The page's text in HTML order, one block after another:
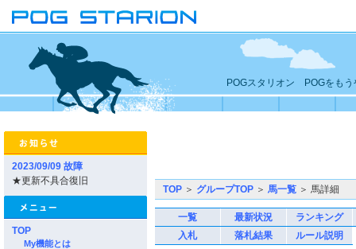
POGスタリオン POGをもう
2023/09/09 故障
★更新不具合復旧
TOP
My機能とは
TOP ＞ グループTOP ＞ 馬一覧 ＞ 馬詳細
一覧 最新状況
ランキング
入札
落札結果
ルール説明